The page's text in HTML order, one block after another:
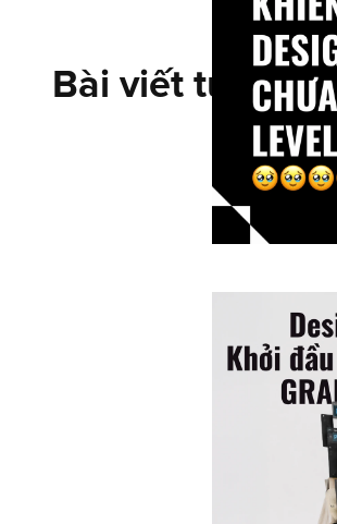
Bài viết tương tự